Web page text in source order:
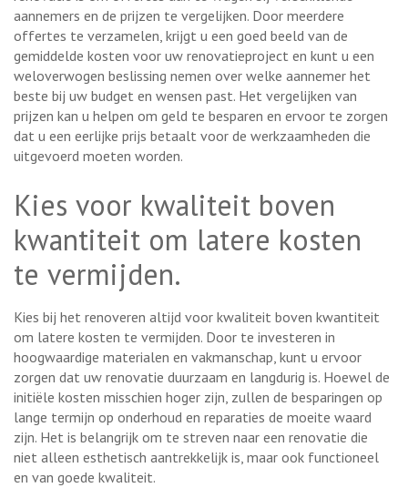
aannemers en de prijzen te vergelijken. Door meerdere
offertes te verzamelen, krijgt u een goed beeld van de
gemiddelde kosten voor uw renovatieproject en kunt u een
weloverwogen beslissing nemen over welke aannemer het
beste bij uw budget en wensen past. Het vergelijken van
prijzen kan u helpen om geld te besparen en ervoor te zorgen
dat u een eerlijke prijs betaalt voor de werkzaamheden die
uitgevoerd moeten worden.
Kies voor kwaliteit boven
kwantiteit om latere kosten
te vermijden.
Kies bij het renoveren altijd voor kwaliteit boven kwantiteit
om latere kosten te vermijden. Door te investeren in
hoogwaardige materialen en vakmanschap, kunt u ervoor
zorgen dat uw renovatie duurzaam en langdurig is. Hoewel de
initiële kosten misschien hoger zijn, zullen de besparingen op
lange termijn op onderhoud en reparaties de moeite waard
zijn. Het is belangrijk om te streven naar een renovatie die
niet alleen esthetisch aantrekkelijk is, maar ook functioneel
en van goede kwaliteit.